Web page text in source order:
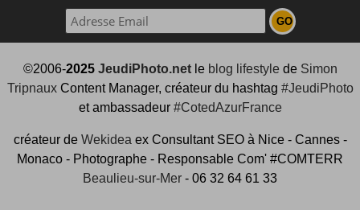
©2006-2025 JeudiPhoto.netle blog lifestylede Simon
TripnauxContent Manager, créateur du hashtag #JeudiPhoto
et ambassadeur #CotedAzurFrance
créateur de Wekidea ex Consultant SEO à Nice - Cannes -
Monaco - Photographe - Responsable Com' #COMTERR
Beaulieu-sur-Mer - 06 32 64 61 33